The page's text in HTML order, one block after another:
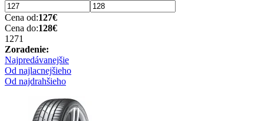
Cena od:127€
Cena do:128€
1271
Zoradenie:
Najpredávanejšie
Od najlacnejšieho
Od najdrahšieho